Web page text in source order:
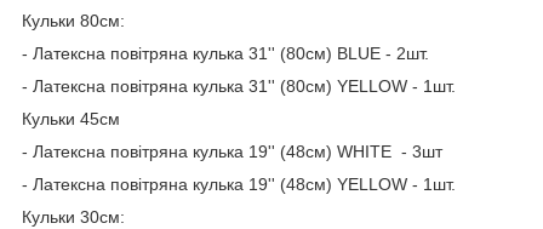
Кульки 80см:
- Латексна повітряна кулька 31'' (80см) BLUE - 2шт.
- Латексна повітряна кулька 31'' (80см) YELLOW - 1шт.
Кульки 45см
- Латексна повітряна кулька 19'' (48см) WHITE - 3шт
- Латексна повітряна кулька 19'' (48см) YELLOW - 1шт.
Кульки 30см: